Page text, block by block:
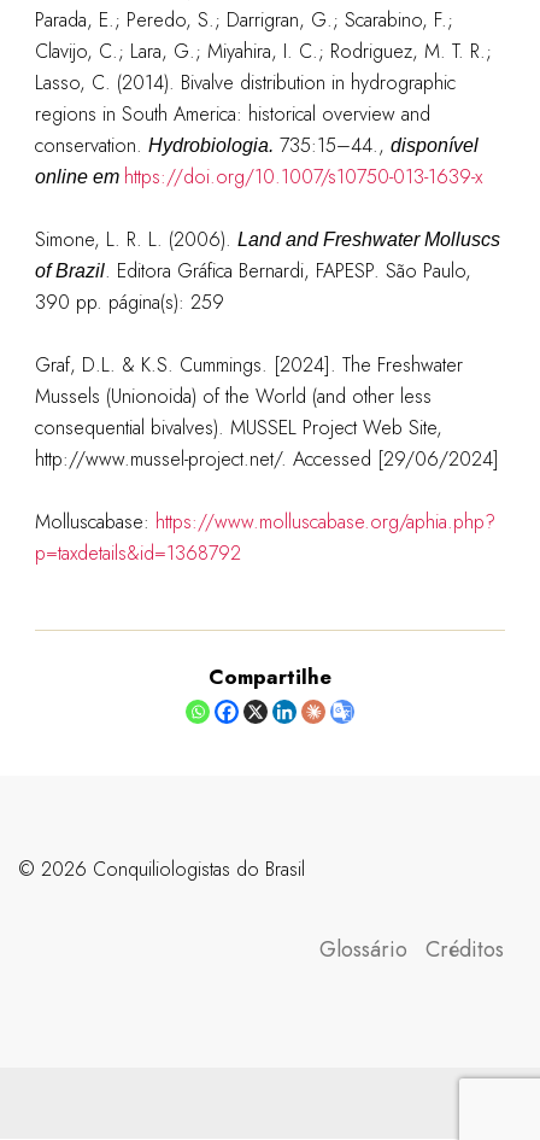
Parada, E.; Peredo, S.; Darrigran, G.; Scarabino, F.;
Clavijo, C.; Lara, G.; Miyahira, I. C.; Rodriguez, M. T. R.;
Lasso, C. (2014). Bivalve distribution in hydrographic
regions in South America: historical overview and
conservation. Hydrobiologia. 735:15–44., disponível
online em https://doi.org/10.1007/s10750-013-1639-x
Simone, L. R. L. (2006). Land and Freshwater Molluscs
of Brazil. Editora Gráfica Bernardi, FAPESP. São Paulo,
390 pp. página(s): 259
Graf, D.L. & K.S. Cummings. [2024]. The Freshwater
Mussels (Unionoida) of the World (and other less
consequential bivalves). MUSSEL Project Web Site,
http://www.mussel-project.net/. Accessed [29/06/2024]
Molluscabase: https://www.molluscabase.org/aphia.php?
p=taxdetails&id=1368792
Compartilhe
©️ 2026 Conquiliologistas do Brasil
Glossário Créditos